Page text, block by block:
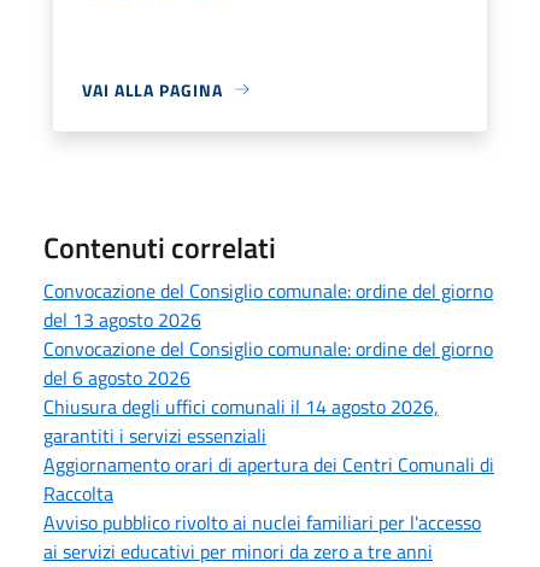
VAI ALLA PAGINA
Contenuti correlati
Convocazione del Consiglio comunale: ordine del giorno
del 13 agosto 2026
Convocazione del Consiglio comunale: ordine del giorno
del 6 agosto 2026
Chiusura degli uffici comunali il 14 agosto 2026,
garantiti i servizi essenziali
Aggiornamento orari di apertura dei Centri Comunali di
Raccolta
Avviso pubblico rivolto ai nuclei familiari per l'accesso
ai servizi educativi per minori da zero a tre anni